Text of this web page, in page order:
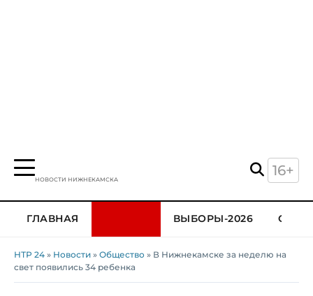
НОВОСТИ НИЖНЕКАМСКА
16+
ГЛАВНАЯ ВЫБОРЫ-2026
НТР 24 » Новости » Общество » В Нижнекамске за неделю на
свет появились 34 ребенка